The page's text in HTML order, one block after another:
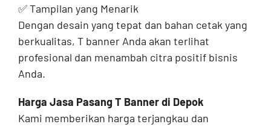
✅ Tampilan yang Menarik
Dengan desain yang tepat dan bahan cetak yang
berkualitas, T banner Anda akan terlihat
profesional dan menambah citra positif bisnis
Anda.
Harga Jasa Pasang T Banner di Depok
Kami memberikan harga terjangkau dan